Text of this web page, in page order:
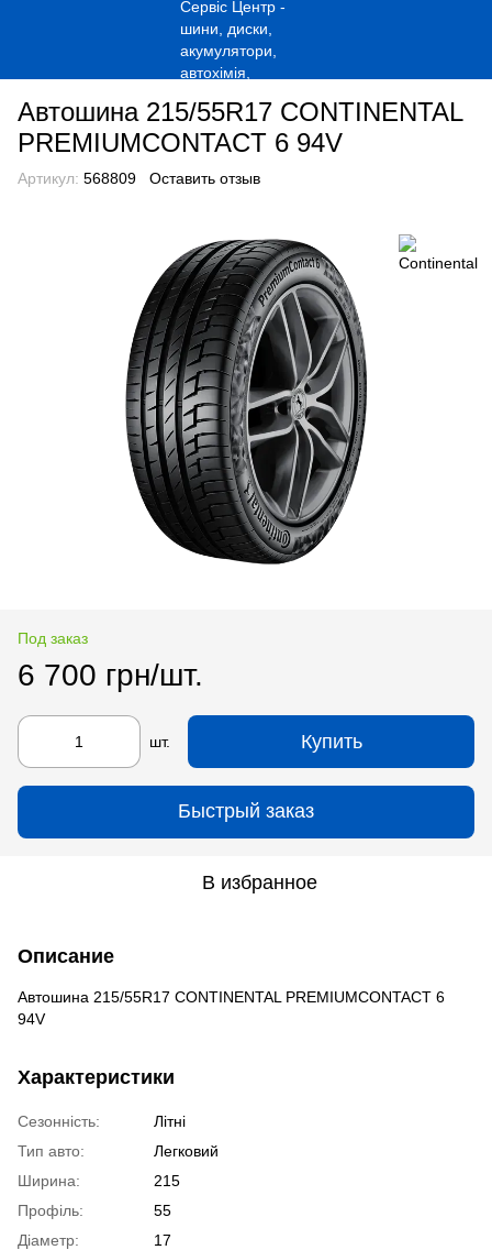
Автошина 215/55R17 CONTINENTAL
PREMIUMCONTACT 6 94V
Артикул: 568809 Оставить отзыв
Под заказ
6 700 грн/шт.
шт. Купить
Быстрый заказ
В избранное
Описание
Автошина 215/55R17 CONTINENTAL PREMIUMCONTACT 6
94V
Характеристики
Сезонність:
Літні
Тип авто:
Легковий
Ширина:
215
Профіль:
55
Діаметр:
17